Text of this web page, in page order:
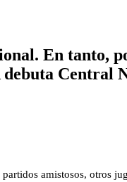
En tanto,
Central
amistosos, otros